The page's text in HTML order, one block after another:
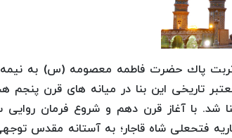
تربت پاك حضرت فاطمه معصومه (س) به
تاریخی این بنا در میانه های قرن
شد. با آغاز قرن دهم و شروع فرمان روایی
فتحعلی شاه قاجار؛ به آستانه مقدس